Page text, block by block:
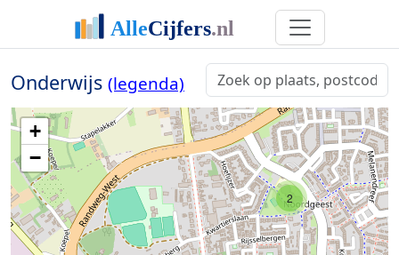
Onderwijs (legenda)
2
+
−